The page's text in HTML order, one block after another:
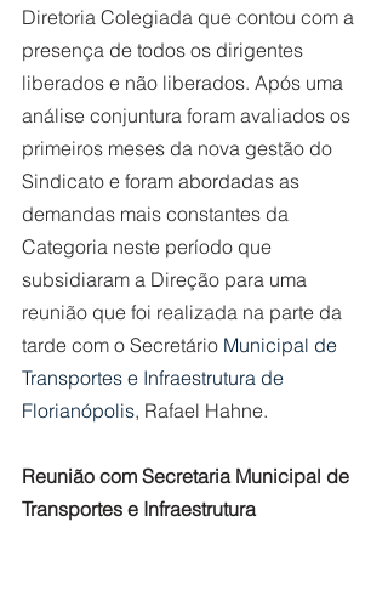
Diretoria Colegiada que contou com a
presença de todos os dirigentes
liberados e não liberados. Após uma
análise conjuntura foram avaliados os
primeiros meses da nova gestão do
Sindicato e foram abordadas as
demandas mais constantes da
Categoria neste período que
subsidiaram a Direção para uma
reunião que foi realizada na parte da
tarde com o Secretário Municipal de
Transportes e Infraestrutura de
Florianópolis, Rafael Hahne.
Reunião com Secretaria Municipal de
Transportes e Infraestrutura